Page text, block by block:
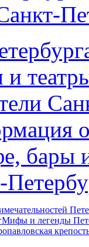
и
бары
Мифы и легенды